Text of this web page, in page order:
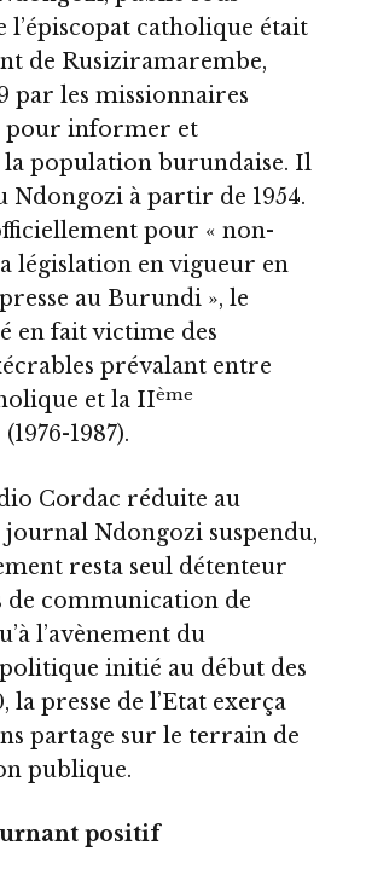
l’épiscopat catholique était
de Rusiziramarembe,
par les missionnaires
pour informer et
la population burundaise. Il
Ndongozi à partir de 1954.
pour « non-
législation en vigueur en
au Burundi », le
en fait victime des
prévalant entre
et la IIème
1987).
Cordac réduite au
journal Ndongozi suspendu,
resta seul détenteur
de communication de
l’avènement du
initié au début des
la presse de l’Etat exerça
partage sur le terrain de
publique.
positif